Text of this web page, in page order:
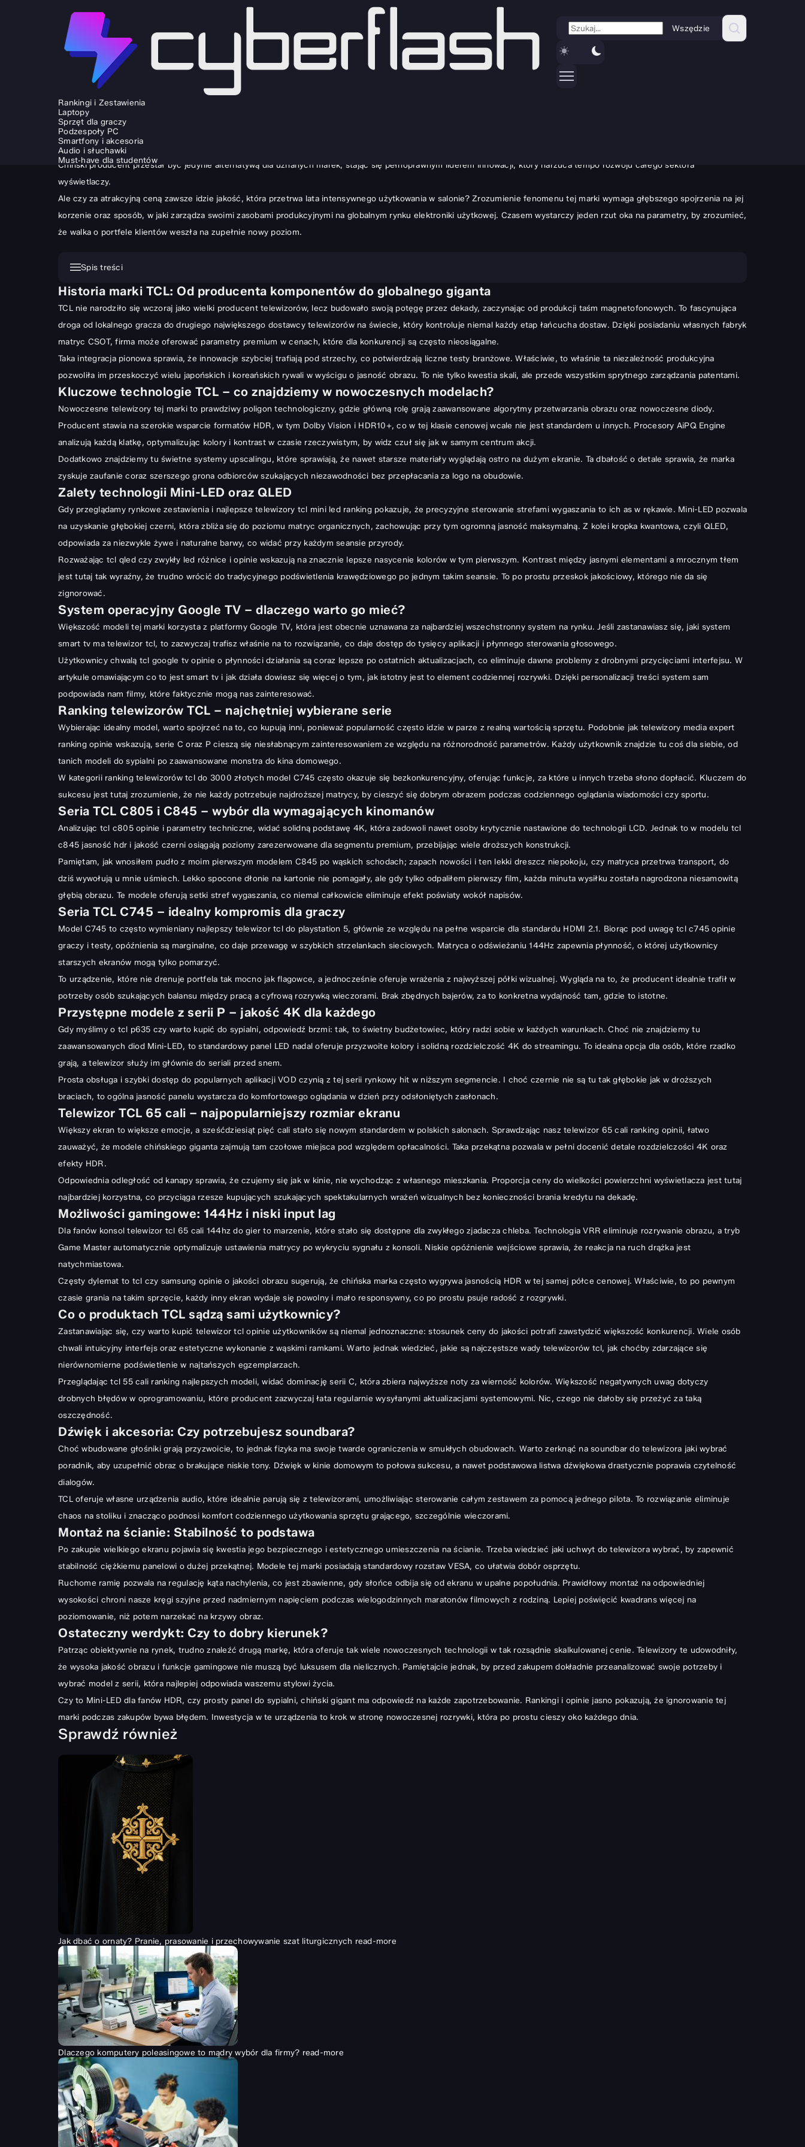
Wszędzie
Rankingi i Zestawienia
Laptopy
Sprzęt dla graczy
Podzespoły PC
Smartfony i akcesoria
Audio i słuchawki
Must‑have dla studentów
SPRZĘT I GADŻETYLIFESTYLE I TRAVEL
Poznaj telewizory TCL: opinie i ranking najlepszych serii.
ANDRZEJ MAZUR
Wybór nowego odbiornika do salonu to często walka między chęcią posiadania najlepszej technologii a brutalną rzeczywistością domowego budżetu. Obecnie telewizory TCL
opinie i ranking zdominowały niemal każdą dyskusję na forach technologicznych, przyciągając uwagę zarówno oszczędnych użytkowników, jak i wymagających kinomanów.
Chiński producent przestał być jedynie alternatywą dla uznanych marek, stając się pełnoprawnym liderem innowacji, który narzuca tempo rozwoju całego sektora
wyświetlaczy.
Ale czy za atrakcyjną ceną zawsze idzie jakość, która przetrwa lata intensywnego użytkowania w salonie? Zrozumienie fenomenu tej marki wymaga głębszego spojrzenia na jej
korzenie oraz sposób, w jaki zarządza swoimi zasobami produkcyjnymi na globalnym rynku elektroniki użytkowej. Czasem wystarczy jeden rzut oka na parametry, by zrozumieć,
że walka o portfele klientów weszła na zupełnie nowy poziom.
Spis treści
Historia marki TCL: Od producenta komponentów do globalnego giganta
Kluczowe technologie TCL – co znajdziemy w nowoczesnych modelach?
Zalety technologii Mini-LED oraz QLED
Ranking telewizorów TCL – najchętniej wybierane serie
Seria TCL C805 i C845 – wybór dla wymagających kinomanów
Seria TCL C745 – idealny kompromis dla graczy
Telewizor TCL 65 cali – najpopularniejszy rozmiar ekranu
Możliwości gamingowe: 144Hz i niski input lag
Co o produktach TCL sądzą sami użytkownicy?
Dźwięk i akcesoria: Czy potrzebujesz soundbara?
Ostateczny werdykt: Czy to dobry kierunek?
Historia marki TCL: Od producenta komponentów do globalnego giganta
TCL nie narodziło się wczoraj jako wielki producent telewizorów, lecz budowało swoją potęgę przez dekady, zaczynając od produkcji taśm magnetofonowych. To fascynująca
droga od lokalnego gracza do drugiego największego dostawcy telewizorów na świecie, który kontroluje niemal każdy etap łańcucha dostaw. Dzięki posiadaniu własnych fabryk
matryc CSOT, firma może oferować parametry premium w cenach, które dla konkurencji są często nieosiągalne.
Taka integracja pionowa sprawia, że innowacje szybciej trafiają pod strzechy, co potwierdzają liczne testy branżowe. Właściwie, to właśnie ta niezależność produkcyjna
pozwoliła im przeskoczyć wielu japońskich i koreańskich rywali w wyścigu o jasność obrazu. To nie tylko kwestia skali, ale przede wszystkim sprytnego zarządzania patentami.
Kluczowe technologie TCL – co znajdziemy w nowoczesnych modelach?
Nowoczesne telewizory tej marki to prawdziwy poligon technologiczny, gdzie główną rolę grają zaawansowane algorytmy przetwarzania obrazu oraz nowoczesne diody.
Producent stawia na szerokie wsparcie formatów HDR, w tym Dolby Vision i HDR10+, co w tej klasie cenowej wcale nie jest standardem u innych. Procesory AiPQ Engine
analizują każdą klatkę, optymalizując kolory i kontrast w czasie rzeczywistym, by widz czuł się jak w samym centrum akcji.
Dodatkowo znajdziemy tu świetne systemy upscalingu, które sprawiają, że nawet starsze materiały wyglądają ostro na dużym ekranie. Ta dbałość o detale sprawia, że marka
zyskuje zaufanie coraz szerszego grona odbiorców szukających niezawodności bez przepłacania za logo na obudowie.
Zalety technologii Mini-LED oraz QLED
Gdy przeglądamy rynkowe zestawienia i najlepsze telewizory tcl mini led ranking pokazuje, że precyzyjne sterowanie strefami wygaszania to ich as w rękawie. Mini-LED pozwala
na uzyskanie głębokiej czerni, która zbliża się do poziomu matryc organicznych, zachowując przy tym ogromną jasność maksymalną. Z kolei kropka kwantowa, czyli QLED,
odpowiada za niezwykle żywe i naturalne barwy, co widać przy każdym seansie przyrody.
Rozważając tcl qled czy zwykły led różnice i opinie wskazują na znacznie lepsze nasycenie kolorów w tym pierwszym. Kontrast między jasnymi elementami a mrocznym tłem
jest tutaj tak wyraźny, że trudno wrócić do tradycyjnego podświetlenia krawędziowego po jednym takim seansie. To po prostu przeskok jakościowy, którego nie da się
zignorować.
System operacyjny Google TV – dlaczego warto go mieć?
Większość modeli tej marki korzysta z platformy Google TV, która jest obecnie uznawana za najbardziej wszechstronny system na rynku. Jeśli zastanawiasz się, jaki system
smart tv ma telewizor tcl, to zazwyczaj trafisz właśnie na to rozwiązanie, co daje dostęp do tysięcy aplikacji i płynnego sterowania głosowego.
Użytkownicy chwalą tcl google tv opinie o płynności działania są coraz lepsze po ostatnich aktualizacjach, co eliminuje dawne problemy z drobnymi przycięciami interfejsu. W
artykule omawiającymco to jest smart tv i jak działa dowiesz się więcej o tym, jak istotny jest to element codziennej rozrywki. Dzięki personalizacji treści system sam
podpowiada nam filmy, które faktycznie mogą nas zainteresować.
Ranking telewizorów TCL – najchętniej wybierane serie
Wybierając idealny model, warto spojrzeć na to, co kupują inni, ponieważ popularność często idzie w parze z realną wartością sprzętu. Podobnie jak telewizory media expert
ranking opinie wskazują, serie C oraz P cieszą się niesłabnącym zainteresowaniem ze względu na różnorodność parametrów. Każdy użytkownik znajdzie tu coś dla siebie, od
tanich modeli do sypialni po zaawansowane monstra do kina domowego.
W kategorii ranking telewizorów tcl do 3000 złotych model C745 często okazuje się bezkonkurencyjny, oferując funkcje, za które u innych trzeba słono dopłacić. Kluczem do
sukcesu jest tutaj zrozumienie, że nie każdy potrzebuje najdroższej matrycy, by cieszyć się dobrym obrazem podczas codziennego oglądania wiadomości czy sportu.
Seria TCL C805 i C845 – wybór dla wymagających kinomanów
Analizując tcl c805 opinie i parametry techniczne, widać solidną podstawę 4K, która zadowoli nawet osoby krytycznie nastawione do technologii LCD. Jednak to w modelu tcl
c845 jasność hdr i jakość czerni osiągają poziomy zarezerwowane dla segmentu premium, przebijając wiele droższych konstrukcji.
Pamiętam, jak wnosiłem pudło z moim pierwszym modelem C845 po wąskich schodach; zapach nowości i ten lekki dreszcz niepokoju, czy matryca przetrwa transport, do
dziś wywołują u mnie uśmiech. Lekko spocone dłonie na kartonie nie pomagały, ale gdy tylko odpaliłem pierwszy film, każda minuta wysiłku została nagrodzona niesamowitą
głębią obrazu. Te modele oferują setki stref wygaszania, co niemal całkowicie eliminuje efekt poświaty wokół napisów.
Seria TCL C745 – idealny kompromis dla graczy
Model C745 to często wymieniany najlepszy telewizor tcl do playstation 5, głównie ze względu na pełne wsparcie dla standardu HDMI 2.1. Biorąc pod uwagę tcl c745 opinie
graczy i testy, opóźnienia są marginalne, co daje przewagę w szybkich strzelankach sieciowych. Matryca o odświeżaniu 144Hz zapewnia płynność, o której użytkownicy
starszych ekranów mogą tylko pomarzyć.
To urządzenie, które nie drenuje portfela tak mocno jak flagowce, a jednocześnie oferuje wrażenia z najwyższej półki wizualnej. Wygląda na to, że producent idealnie trafił w
potrzeby osób szukających balansu między pracą a cyfrową rozrywką wieczorami. Brak zbędnych bajerów, za to konkretna wydajność tam, gdzie to istotne.
Przystępne modele z serii P – jakość 4K dla każdego
Gdy myślimy o tcl p635 czy warto kupić do sypialni, odpowiedź brzmi: tak, to świetny budżetowiec, który radzi sobie w każdych warunkach. Choć nie znajdziemy tu
zaawansowanych diod Mini-LED, to standardowy panel LED nadal oferuje przyzwoite kolory i solidną rozdzielczość 4K do streamingu. To idealna opcja dla osób, które rzadko
grają, a telewizor służy im głównie do seriali przed snem.
Prosta obsługa i szybki dostęp do popularnych aplikacji VOD czynią z tej serii rynkowy hit w niższym segmencie. I choć czernie nie są tu tak głębokie jak w droższych
braciach, to ogólna jasność panelu wystarcza do komfortowego oglądania w dzień przy odsłoniętych zasłonach.
Telewizor TCL 65 cali – najpopularniejszy rozmiar ekranu
Większy ekran to większe emocje, a sześćdziesiąt pięć cali stało się nowym standardem w polskich salonach. Sprawdzając nasz telewizor 65 cali ranking opinii, łatwo
zauważyć, że modele chińskiego giganta zajmują tam czołowe miejsca pod względem opłacalności. Taka przekątna pozwala w pełni docenić detale rozdzielczości 4K oraz
efekty HDR.
Odpowiednia odległość od kanapy sprawia, że czujemy się jak w kinie, nie wychodząc z własnego mieszkania. Proporcja ceny do wielkości powierzchni wyświetlacza jest tutaj
najbardziej korzystna, co przyciąga rzesze kupujących szukających spektakularnych wrażeń wizualnych bez konieczności brania kredytu na dekadę.
Możliwości gamingowe: 144Hz i niski input lag
Dla fanów konsol telewizor tcl 65 cali 144hz do gier to marzenie, które stało się dostępne dla zwykłego zjadacza chleba. Technologia VRR eliminuje rozrywanie obrazu, a tryb
Game Master automatycznie optymalizuje ustawienia matrycy po wykryciu sygnału z konsoli. Niskie opóźnienie wejściowe sprawia, że reakcja na ruch drążka jest
natychmiastowa.
Częsty dylemat to tcl czy samsung opinie o jakości obrazu sugerują, że chińska marka często wygrywa jasnością HDR w tej samej półce cenowej. Właściwie, to po pewnym
czasie grania na takim sprzęcie, każdy inny ekran wydaje się powolny i mało responsywny, co po prostu psuje radość z rozgrywki.
Co o produktach TCL sądzą sami użytkownicy?
Zastanawiając się, czy warto kupić telewizor tcl opinie użytkowników są niemal jednoznaczne: stosunek ceny do jakości potrafi zawstydzić większość konkurencji. Wiele osób
chwali intuicyjny interfejs oraz estetyczne wykonanie z wąskimi ramkami. Warto jednak wiedzieć, jakie są najczęstsze wady telewizorów tcl, jak choćby zdarzające się
nierównomierne podświetlenie w najtańszych egzemplarzach.
Przeglądając tcl 55 cali ranking najlepszych modeli, widać dominację serii C, która zbiera najwyższe noty za wierność kolorów. Większość negatywnych uwag dotyczy
drobnych błędów w oprogramowaniu, które producent zazwyczaj łata regularnie wysyłanymi aktualizacjami systemowymi. Nic, czego nie dałoby się przeżyć za taką
oszczędność.
Dźwięk i akcesoria: Czy potrzebujesz soundbara?
Choć wbudowane głośniki grają przyzwoicie, to jednak fizyka ma swoje twarde ograniczenia w smukłych obudowach. Warto zerknąć na soundbar do telewizora jaki wybrać
poradnik, aby uzupełnić obraz o brakujące niskie tony. Dźwięk w kinie domowym to połowa sukcesu, a nawet podstawowa listwa dźwiękowa drastycznie poprawia czytelność
dialogów.
TCL oferuje własne urządzenia audio, które idealnie parują się z telewizorami, umożliwiając sterowanie całym zestawem za pomocą jednego pilota. To rozwiązanie eliminuje
chaos na stoliku i znacząco podnosi komfort codziennego użytkowania sprzętu grającego, szczególnie wieczorami.
Montaż na ścianie: Stabilność to podstawa
Po zakupie wielkiego ekranu pojawia się kwestia jego bezpiecznego i estetycznego umieszczenia na ścianie. Trzeba wiedzieć jaki uchwyt do telewizora wybrać, by zapewnić
stabilność ciężkiemu panelowi o dużej przekątnej. Modele tej marki posiadają standardowy rozstaw VESA, co ułatwia dobór osprzętu.
Ruchome ramię pozwala na regulację kąta nachylenia, co jest zbawienne, gdy słońce odbija się od ekranu w upalne popołudnia. Prawidłowy montaż na odpowiedniej
wysokości chroni nasze kręgi szyjne przed nadmiernym napięciem podczas wielogodzinnych maratonów filmowych z rodziną. Lepiej poświęcić kwadrans więcej na
poziomowanie, niż potem narzekać na krzywy obraz.
Ostateczny werdykt: Czy to dobry kierunek?
Patrząc obiektywnie na rynek, trudno znaleźć drugą markę, która oferuje tak wiele nowoczesnych technologii w tak rozsądnie skalkulowanej cenie. Telewizory te udowodniły,
że wysoka jakość obrazu i funkcje gamingowe nie muszą być luksusem dla nielicznych. Pamiętajcie jednak, by przed zakupem dokładnie przeanalizować swoje potrzeby i
wybrać model z serii, która najlepiej odpowiada waszemu stylowi życia.
Czy to Mini-LED dla fanów HDR, czy prosty panel do sypialni, chiński gigant ma odpowiedź na każde zapotrzebowanie. Rankingi i opinie jasno pokazują, że ignorowanie tej
marki podczas zakupów bywa błędem. Inwestycja w te urządzenia to krok w stronę nowoczesnej rozrywki, która po prostu cieszy oko każdego dnia.
Sprawdź również
Jak dbać o ornaty? Pranie, prasowanie i przechowywanie szat liturgicznych read-more
Dlaczego komputery poleasingowe to mądry wybór dla firmy? read-more